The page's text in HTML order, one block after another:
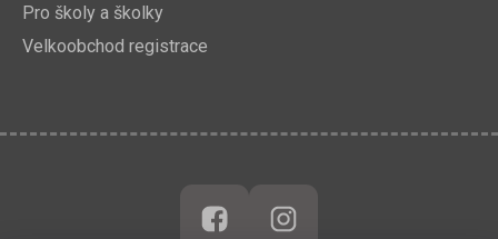
Pro školy a školky
Velkoobchod registrace